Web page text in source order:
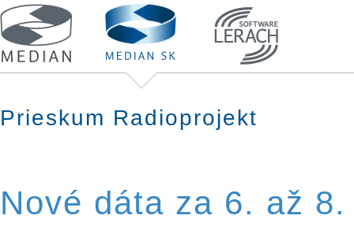
Prieskum Radioprojekt
Nové dáta za 6. až